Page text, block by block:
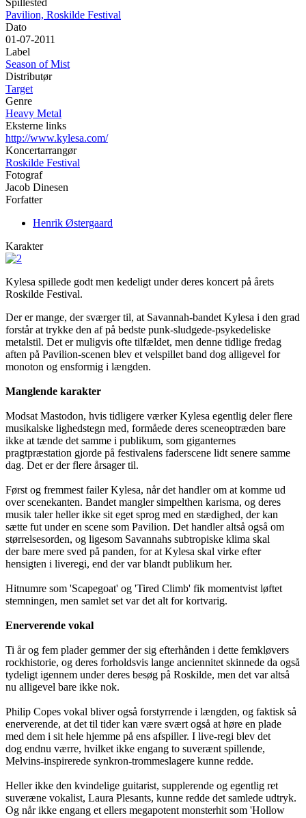
Pavilion, Roskilde Festival
Dato
01-07-2011
Label
Season of Mist
Distributør
Target
Genre
Heavy Metal
Eksterne links
http://www.kylesa.com/
Koncertarrangør
Roskilde Festival
Fotograf
Jacob Dinesen
Forfatter
Henrik Østergaard
Karakter
Kylesa spillede godt men kedeligt under deres koncert på årets
Roskilde Festival.
Der er mange, der sværger til, at Savannah-bandet Kylesa i den grad
forstår at trykke den af på bedste punk-sludgede-psykedeliske
metalstil. Det er muligvis ofte tilfældet, men denne tidlige fredag
aften på Pavilion-scenen blev et velspillet band dog alligevel for
monoton og ensformig i længden.
Manglende karakter
Modsat Mastodon, hvis tidligere værker Kylesa egentlig deler flere
musikalske lighedstegn med, formåede deres sceneoptræden bare
ikke at tænde det samme i publikum, som giganternes
pragtpræstation gjorde på festivalens faderscene lidt senere samme
dag. Det er der flere årsager til.
Først og fremmest failer Kylesa, når det handler om at komme ud
over scenekanten. Bandet mangler simpelthen karisma, og deres
musik taler heller ikke sit eget sprog med en stædighed, der kan
sætte fut under en scene som Pavilion. Det handler altså også om
størrelsesorden, og ligesom Savannahs subtropiske klima skal
der bare mere sved på panden, for at Kylesa skal virke efter
hensigten i liveregi, end der var blandt publikum her.
Hitnumre som 'Scapegoat' og 'Tired Climb' fik momentvist løftet
stemningen, men samlet set var det alt for kortvarig.
Enerverende vokal
Ti år og fem plader gemmer der sig efterhånden i dette femkløvers
rockhistorie, og deres forholdsvis lange anciennitet skinnede da også
tydeligt igennem under deres besøg på Roskilde, men det var altså
nu alligevel bare ikke nok.
Philip Copes vokal bliver også forstyrrende i længden, og faktisk så
enerverende, at det til tider kan være svært også at høre en plade
med dem i sit hele hjemme på ens afspiller. I live-regi blev det
dog endnu værre, hvilket ikke engang to suverænt spillende,
Melvins-inspirerede synkron-trommeslagere kunne redde.
Heller ikke den kvindelige guitarist, supplerende og egentlig ret
suveræne vokalist, Laura Plesants, kunne redde det samlede udtryk.
Og når ikke engang et ellers megapotent monsterhit som 'Hollow